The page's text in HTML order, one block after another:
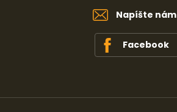
Napíšte nám
Facebook